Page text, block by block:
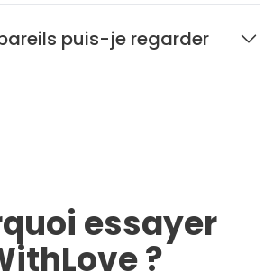
puis-je regarder
essayer
?